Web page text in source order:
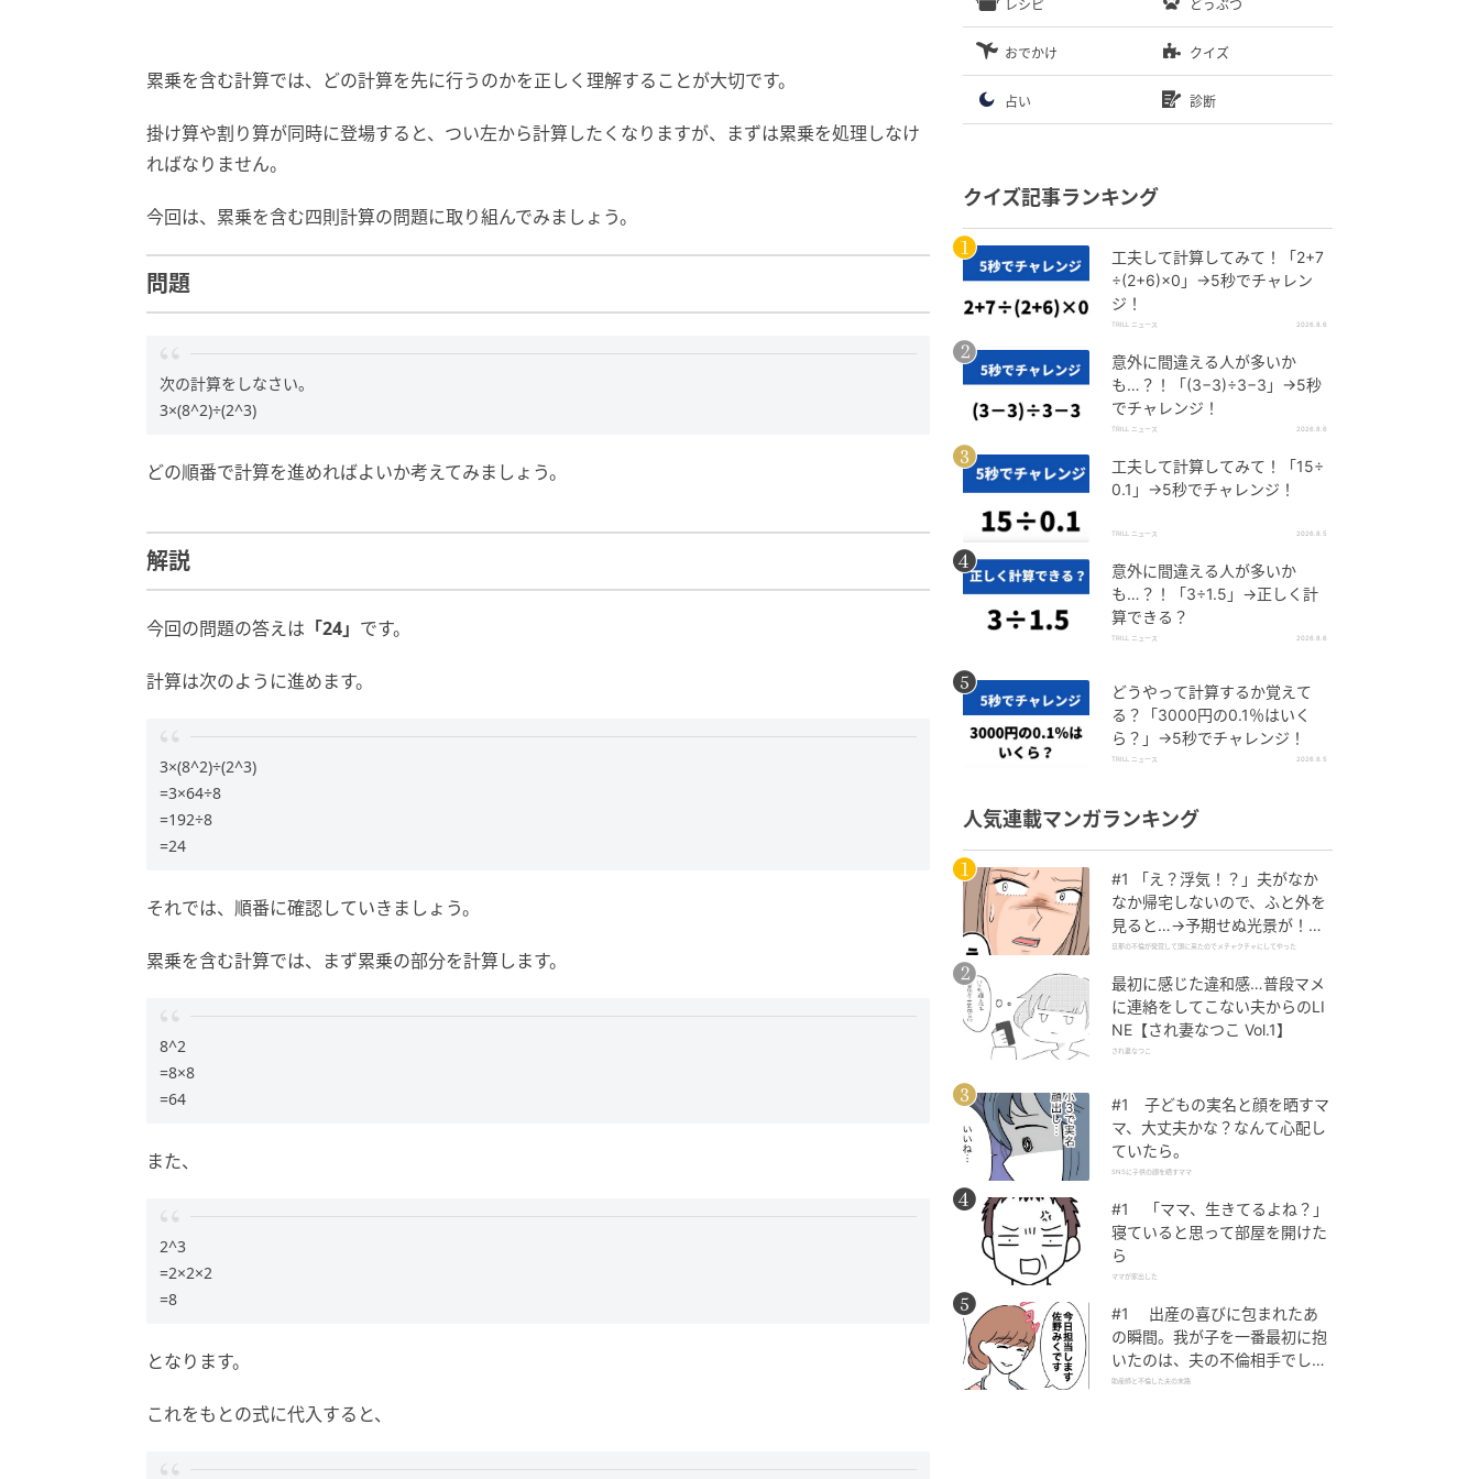
累乗を含む計算では、どの計算を先に行うのかを正しく理解することが大切です。
掛け算や割り算が同時に登場すると、つい左から計算したくなりますが、まずは累乗を処理しなけ
ればなりません。
今回は、累乗を含む四則計算の問題に取り組んでみましょう。
問題
次の計算をしなさい。
3×(8^2)÷(2^3)
どの順番で計算を進めればよいか考えてみましょう。
解説
今回の問題の答えは 「24」 です。
計算は次のように進めます。
3×(8^2)÷(2^3)
=3×64÷8
=192÷8
=24
それでは、順番に確認していきましょう。
累乗を含む計算では、まず累乗の部分を計算します。
8^2
=8×8
=64
また、
2^3
=2×2×2
=8
となります。
これをもとの式に代入すると、
レシピ どうぶつ
おでかけ クイズ
占い 診断
クイズ記事ランキング
工夫して計算してみて！「2+7
÷(2+6)×0」→5秒でチャレン
ジ！
TRILL ニュース 2026.8.6
意外に間違える人が多いか
も…？！「(3−3)÷3−3」→5秒
でチャレンジ！
TRILL ニュース 2026.8.6
工夫して計算してみて！「15÷
0.1」→5秒でチャレンジ！
TRILL ニュース 2026.8.5
意外に間違える人が多いか
も…？！「3÷1.5」→正しく計
算できる？
TRILL ニュース 2026.8.6
どうやって計算するか覚えて
る？「3000円の0.1％はいく
ら？」→5秒でチャレンジ！
TRILL ニュース 2026.8.5
人気連載マンガランキング
#1 「え？浮気！？」夫がなか
なか帰宅しないので、ふと外を
見ると…→予期せぬ光景が！｜
旦那の不倫が発覚して頭に来た
旦那の不倫が発覚して頭に来たのでメチャクチャにしてやった
最初に感じた違和感…普段マメ
に連絡をしてこない夫からのLI
NE【され妻なつこ Vol.1】
され妻なつこ
#1 子どもの実名と顔を晒すマ
マ、大丈夫かな？なんて心配し
ていたら。
SNSに子供の顔を晒すママ
#1 「ママ、生きてるよね？」
寝ていると思って部屋を開けた
ら
ママが家出した
#1 出産の喜びに包まれたあ
の瞬間。我が子を一番最初に抱
いたのは、夫の不倫相手でし
た。
助産師と不倫した夫の末路